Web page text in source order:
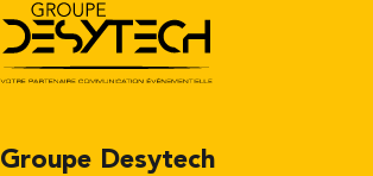
Groupe Desytech